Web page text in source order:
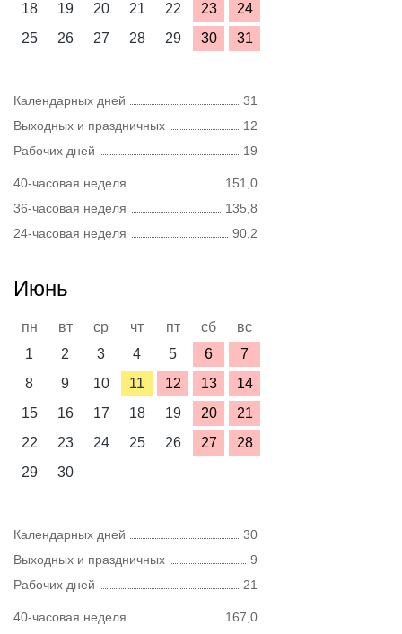
18
19 20 21 22 23
24
25
26 27 28 29 30 31
Календарных дней
31
Выходных и праздничных
12
Рабочих дней
19
40-часовая неделя
151,0
36-часовая неделя
135,8
24-часовая неделя
90,2
Июнь
пн вт ср чт пт сб
вс
1
2 3 4 5 6
7
8
9 10 11 12 13
14
15
16 17 18 19 20
21
22
23 24 25 26 27
28
29
30
Календарных дней
30
Выходных и праздничных
9
Рабочих дней
21
40-часовая неделя
167,0